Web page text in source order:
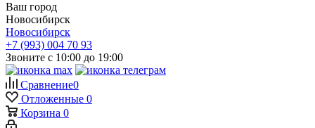
Ваш город
Новосибирск
Новосибирск
+7 (993) 004 70 93
Звоните с 10:00 до 19:00
Сравнение0
Отложенные 0
Корзина 0